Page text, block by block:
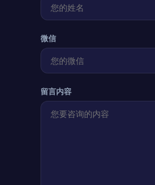
微信
留言内容